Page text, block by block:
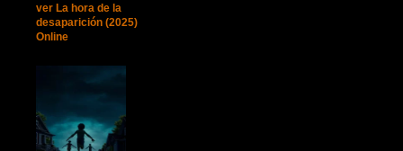
ver La hora de la
desaparición (2025)
Online